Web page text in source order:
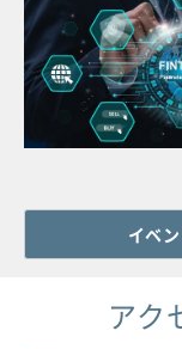
イベ
アク